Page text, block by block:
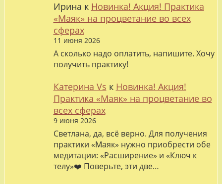
Ирина к Новинка! Акция! Практика
«Маяк» на процветание во всех
сферах
11 июня 2026
А сколько надо оплатить, напишите. Хочу
получить практику!
Катерина Vs к Новинка! Акция!
Практика «Маяк» на процветание во
всех сферах
9 июня 2026
Светлана, да, всё верно. Для получения
практики «Маяк» нужно приобрести обе
медитации: «Расширение» и «Ключ к
телу»❤️ Поверьте, эти две…